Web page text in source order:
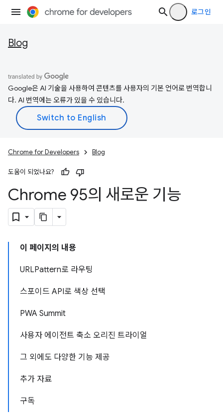
로그인
Blog
Google은 AI 기술을 사용하여 콘텐츠를 사용자의 기본 언어로 번역합니
다. AI 번역에는 오류가 있을 수 있습니다.
Chrome for Developers Blog
도움이 되었나요?
Chrome 95의 새로운 기능
이 페이지의 내용
URLPattern로 라우팅
스포이드 API로 색상 선택
PWA Summit
사용자 에이전트 축소 오리진 트라이얼
그 외에도 다양한 기능 제공
추가 자료
구독